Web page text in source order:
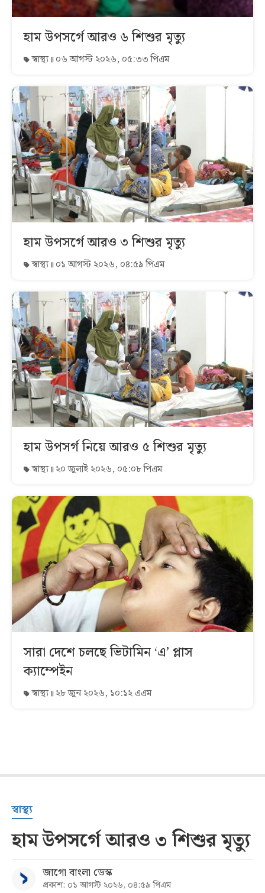
হাম উপসর্গে আরও ৬ শিশুর মৃত্যু
স্বাস্থ্য ০৬ আগস্ট ২০২৬, ০৫:৩৩ পিএম
হাম উপসর্গে আরও ৩ শিশুর মৃত্যু
স্বাস্থ্য ০১ আগস্ট ২০২৬, ০৪:৫৯ পিএম
হাম উপসর্গ নিয়ে আরও ৫ শিশুর মৃত্যু
স্বাস্থ্য ২০ জুলাই ২০২৬, ০৫:০৮ পিএম
সারা দেশে চলছে ভিটামিন ‘এ’ প্লাস
ক্যাম্পেইন
স্বাস্থ্য ২৮ জুন ২০২৬, ১০:১২ এএম
স্বাস্থ্য
হাম উপসর্গে আরও ৩ শিশুর মৃত্যু
জাগো বাংলা ডেস্ক
প্রকাশ: ০১ আগস্ট ২০২৬, ০৪:৫৯ পিএম